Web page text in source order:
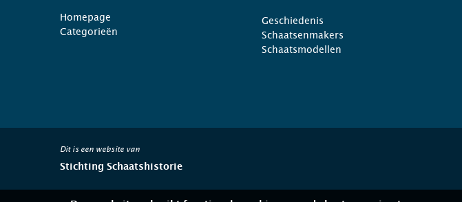
Homepage
Categorieën
Geschiedenis
Schaatsenmakers
Schaatsmodellen
Dit is een website van
Stichting Schaatshistorie